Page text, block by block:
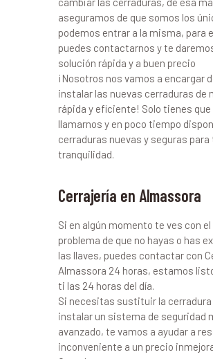
aseguramos de que somos los
podemos entrar a la misma, para
puedes contactarnos y te
solución rápida y a buen precio
¡Nosotros nos vamos a encargar
instalar las nuevas cerraduras de
rápida y eficiente! Solo tienes que
llamarnos y en poco tiempo
cerraduras nuevas y seguras para
tranquilidad.
Cerrajería en Almassora
Si en algún momento te ves con el
problema de que no hayas o has
las llaves, puedes contactar con
Almassora 24 horas, estamos
ti las 24 horas del día.
Si necesitas sustituir la cerradura
instalar un sistema de seguridad
avanzado, te vamos a ayudar a
inconveniente a un precio